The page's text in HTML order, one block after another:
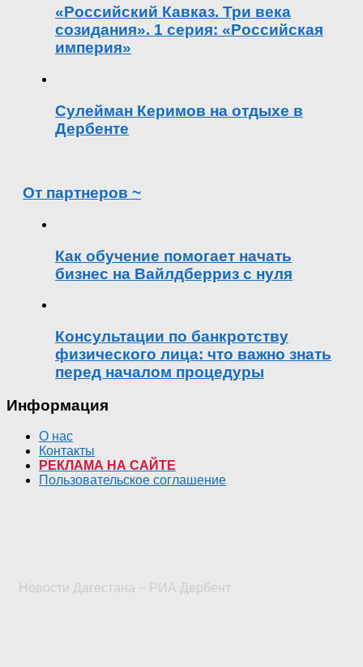
«Российский Кавказ. Три века
созидания». 1 серия: «Российская
империя»
Сулейман Керимов на отдыхе в
Дербенте
От партнеров ~
Как обучение помогает начать
бизнес на Вайлдберриз с нуля
Консультации по банкротству
физического лица: что важно знать
перед началом процедуры
Информация
О нас
Контакты
РЕКЛАМА НА САЙТЕ
Пользовательское соглашение
Новости Дагестана ~ РИА Дербент